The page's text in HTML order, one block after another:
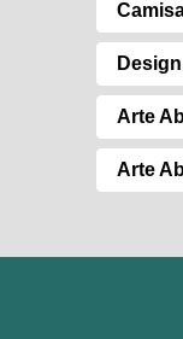
Arte
Arte